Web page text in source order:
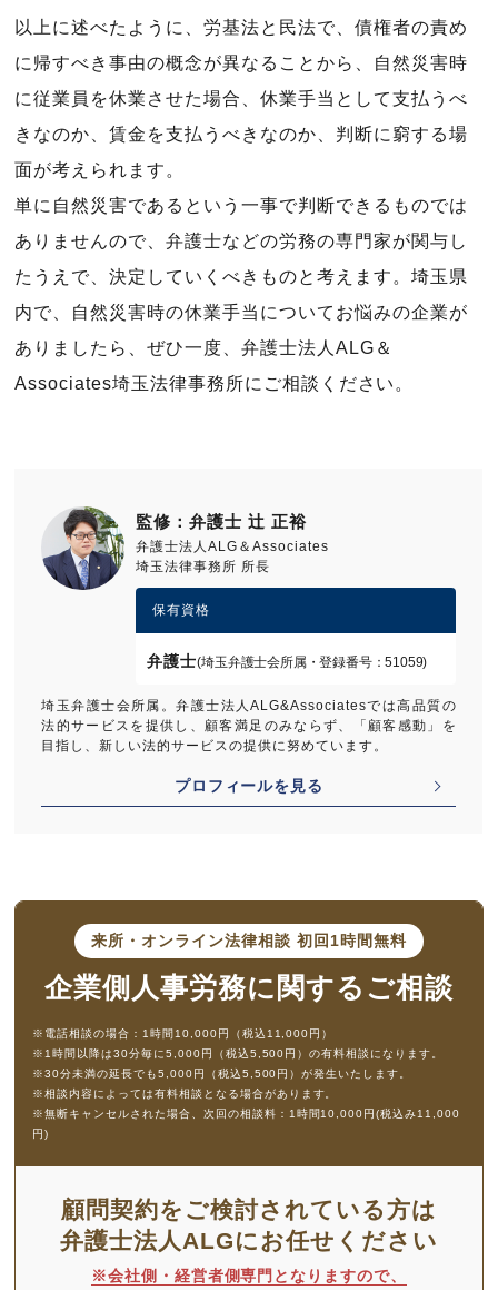
以上に述べたように、労基法と民法で、債権者の責め
に帰すべき事由の概念が異なることから、自然災害時
に従業員を休業させた場合、休業手当として支払うべ
きなのか、賃金を支払うべきなのか、判断に窮する場
面が考えられます。
単に自然災害であるという一事で判断できるものでは
ありませんので、弁護士などの労務の専門家が関与し
たうえで、決定していくべきものと考えます。埼玉県
内で、自然災害時の休業手当についてお悩みの企業が
ありましたら、ぜひ一度、弁護士法人ALG＆
Associates埼玉法律事務所にご相談ください。
監修：弁護士 辻 正裕
弁護士法人ALG＆Associates
埼玉法律事務所 所長
保有資格
弁護士(埼玉弁護士会所属・登録番号：51059)
埼玉弁護士会所属。弁護士法人ALG&Associatesでは高品質の
法的サービスを提供し、顧客満足のみならず、「顧客感動」を
目指し、新しい法的サービスの提供に努めています。
プロフィールを見る
来所・オンライン法律相談 初回1時間無料
企業側人事労務に 関するご相談
※電話相談の場合：1時間10,000円（税込11,000円）
※1時間以降は30分毎に5,000円（税込5,500円）の有料相談になります。
※30分未満の延長でも5,000円（税込5,500円）が発生いたします。
※相談内容によっては有料相談となる場合があります。
※無断キャンセルされた場合、次回の相談料：1時間10,000円(税込み11,000
円)
顧問契約をご検討されている方は
弁護士法人ALGにお任せください
※会社側・経営者側専門となりますので、